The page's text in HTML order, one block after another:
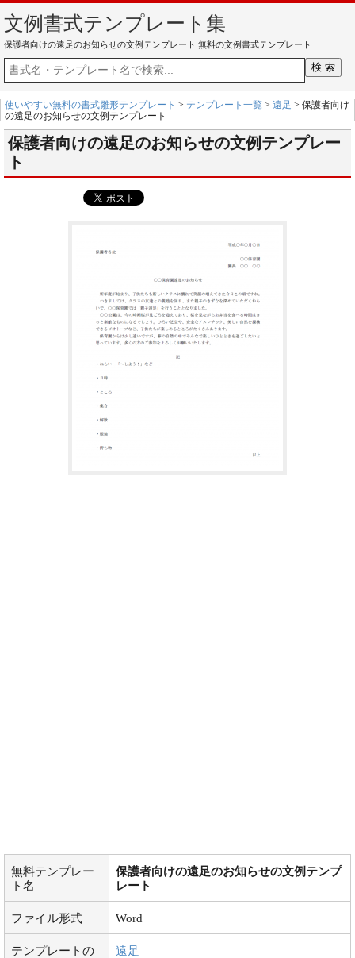
文例書式テンプレート集
保護者向けの遠足のお知らせの文例テンプレート 無料の文例書式テンプレート
使いやすい無料の書式雛形テンプレート > テンプレート一覧 > 遠足 > 保護者向け
の遠足のお知らせの文例テンプレート
保護者向けの遠足のお知らせの文例テンプレー
ト
無料テンプレー
ト名
保護者向けの遠足のお知らせの文例テンプ
レート
ファイル形式 Word
テンプレートの
遠足